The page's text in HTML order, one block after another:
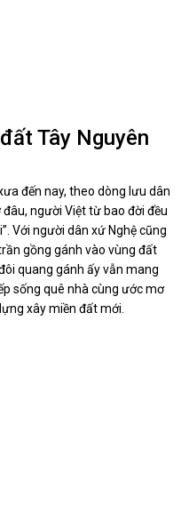
Tây Nguyên
đến nay, theo dòng lưu dân
người Việt từ bao đời đều
Với người dân xứ Nghệ cũng
gồng gánh vào vùng đất
quang gánh ấy vẫn mang
sống quê nhà cùng ước mơ
xây miền đất mới.